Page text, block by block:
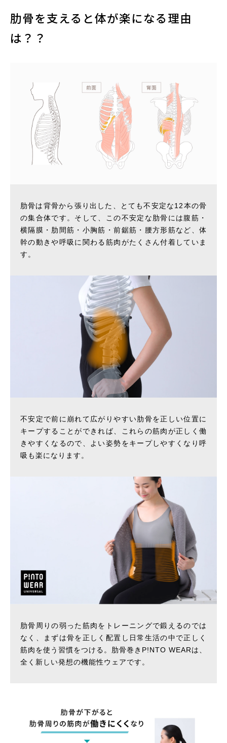
肋骨を支えると体が楽になる理由
は？？
肋骨は背骨から張り出した、とても不安定な12本の骨
の集合体です。そして、この不安定な肋骨には腹筋・
横隔膜・肋間筋・小胸筋・前鋸筋・腰方形筋など、体
幹の動きや呼吸に関わる筋肉がたくさん付着していま
す。
不安定で前に崩れて広がりやすい肋骨を正しい位置に
キープすることができれば、これらの筋肉が正しく働
きやすくなるので、よい姿勢をキープしやすくなり呼
吸も楽になります。
肋骨周りの弱った筋肉をトレーニングで鍛えるのでは
なく、まずは骨を正しく配置し日常生活の中で正しく
筋肉を使う習慣をつける。肋骨巻きP!NTO WEARは、
全く新しい発想の機能性ウェアです。